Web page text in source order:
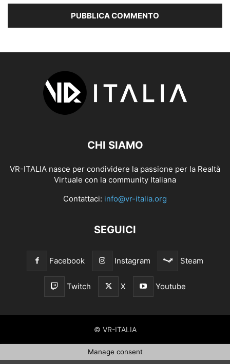
CHI SIAMO
VR-ITALIA nasce per condividere la passione per la Realtà
Virtuale con la community Italiana
Contattaci: info@vr-italia.org
SEGUICI
Facebook Instagram Steam
Twitch X Youtube
© VR-ITALIA
Manage consent